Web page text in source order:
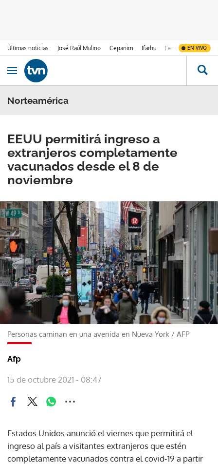
Últimas noticias José Raúl Mulino Cepanim Ifarhu Fenómeno de El
EN VIVO
Ir al contenido
Obrir navegació
Norteamérica
EEUU permitirá ingreso a
extranjeros completamente
vacunados desde el 8 de
noviembre
Personas caminan en una avenida en Nueva York / AFP
Afp
15 de octubre 2021 - 08:47
Estados Unidos anunció el viernes que permitirá el
ingreso al país a visitantes extranjeros que estén
completamente vacunados contra el covid-19 a partir